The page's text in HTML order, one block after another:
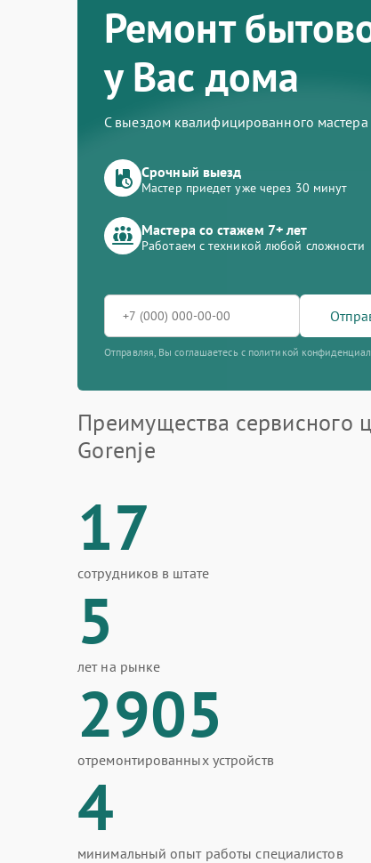
Ремонт
у Вас дома
С выездом квалифицированного мастера
Срочный выезд
Мастер приедет уже через 30 минут
Мастера со стажем 7+ лет
Работаем с техникой любой сложности
Отправляя, Вы соглашаетесь с политикой
Преимущества сервисного
Gorenje
17
сотрудников в штате
5
лет на рынке
2905
отремонтированных устройств
4
минимальный опыт работы специалистов